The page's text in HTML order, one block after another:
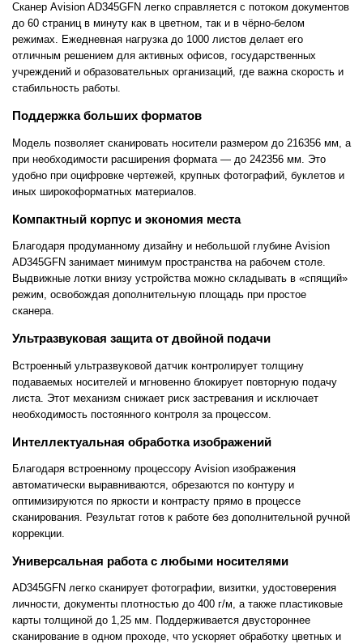
Сканер Avision AD345GFN легко справляется с потоком документов
до 60 страниц в минуту как в цветном, так и в чёрно-белом
режимах. Ежедневная нагрузка до 1000 листов делает его
отличным решением для активных офисов, государственных
учреждений и образовательных организаций, где важна скорость и
стабильность работы.
Поддержка больших форматов
Модель позволяет сканировать носители размером до 216356 мм, а
при необходимости расширения формата — до 242356 мм. Это
удобно при оцифровке чертежей, крупных фотографий, буклетов и
иных широкоформатных материалов.
Компактный корпус и экономия места
Благодаря продуманному дизайну и небольшой глубине Avision
AD345GFN занимает минимум пространства на рабочем столе.
Выдвижные лотки внизу устройства можно складывать в «спящий»
режим, освобождая дополнительную площадь при простое
сканера.
Ультразвуковая защита от двойной подачи
Встроенный ультразвуковой датчик контролирует толщину
подаваемых носителей и мгновенно блокирует повторную подачу
листа. Этот механизм снижает риск застревания и исключает
необходимость постоянного контроля за процессом.
Интеллектуальная обработка изображений
Благодаря встроенному процессору Avision изображения
автоматически выравниваются, обрезаются по контуру и
оптимизируются по яркости и контрасту прямо в процессе
сканирования. Результат готов к работе без дополнительной ручной
коррекции.
Универсальная работа с любыми носителями
AD345GFN легко сканирует фотографии, визитки, удостоверения
личности, документы плотностью до 400 г/м, а также пластиковые
карты толщиной до 1,25 мм. Поддерживается двустороннее
сканирование в одном проходе, что ускоряет обработку цветных и